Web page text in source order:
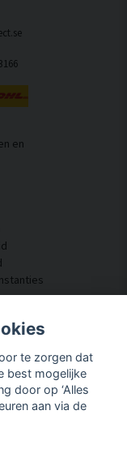
en
te zorgen dat
best mogelijke
door op ‘Alles
aan via de